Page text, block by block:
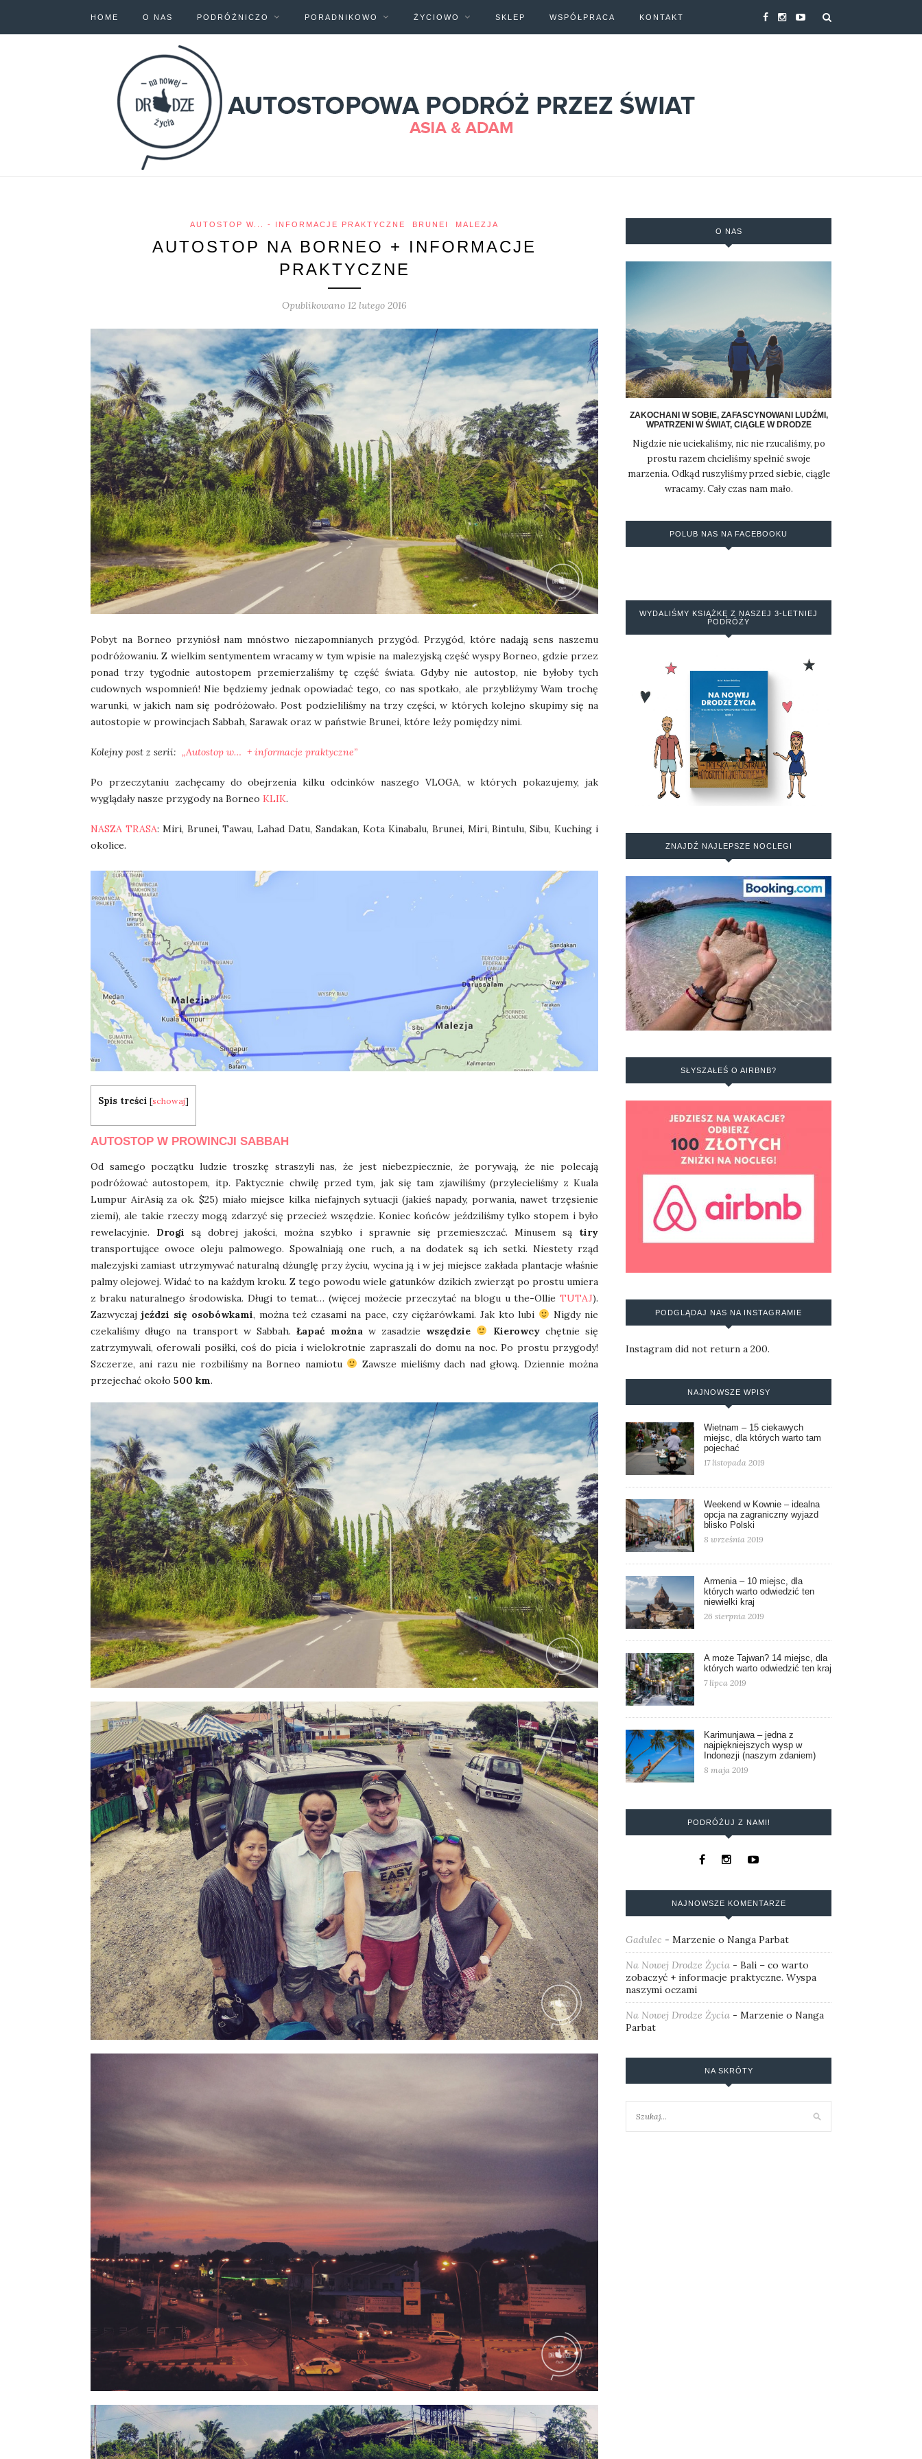
HOME O NAS PODRÓŻNICZO PORADNIKOWO ŻYCIOWO SKLEP WSPÓŁPRACA KONTAKT
AUTOSTOP W... - INFORMACJE PRAKTYCZNE BRUNEI MALEZJA
AUTOSTOP NA BORNEO + INFORMACJE
PRAKTYCZNE
Opublikowano 12 lutego 2016
Pobyt na Borneo przyniósł nam mnóstwo niezapomnianych przygód. Przygód, które nadają sens naszemu
podróżowaniu. Z wielkim sentymentem wracamy w tym wpisie na malezyjską część wyspy Borneo, gdzie przez
ponad trzy tygodnie autostopem przemierzaliśmy tę część świata. Gdyby nie autostop, nie byłoby tych
cudownych wspomnień! Nie będziemy jednak opowiadać tego, co nas spotkało, ale przybliżymy Wam trochę
warunki, w jakich nam się podróżowało. Post podzieliliśmy na trzy części, w których kolejno skupimy się na
autostopie w prowincjach Sabbah, Sarawak oraz w państwie Brunei, które leży pomiędzy nimi.
Kolejny post z serii: „Autostop w… + informacje praktyczne”
Po przeczytaniu zachęcamy do obejrzenia kilku odcinków naszego VLOGA, w których pokazujemy, jak
wyglądały nasze przygody na Borneo KLIK.
NASZA TRASA: Miri, Brunei, Tawau, Lahad Datu, Sandakan, Kota Kinabalu, Brunei, Miri, Bintulu, Sibu, Kuching i
okolice.
Spis treści [schowaj]
AUTOSTOP W PROWINCJI SABBAH
Od samego początku ludzie troszkę straszyli nas, że jest niebezpiecznie, że porywają, że nie polecają
podróżować autostopem, itp. Faktycznie chwilę przed tym, jak się tam zjawiliśmy (przylecieliśmy z Kuala
Lumpur AirAsią za ok. $25) miało miejsce kilka niefajnych sytuacji (jakieś napady, porwania, nawet trzęsienie
ziemi), ale takie rzeczy mogą zdarzyć się przecież wszędzie. Koniec końców jeździliśmy tylko stopem i było
rewelacyjnie. Drogi są dobrej jakości, można szybko i sprawnie się przemieszczać. Minusem są tiry
transportujące owoce oleju palmowego. Spowalniają one ruch, a na dodatek są ich setki. Niestety rząd
malezyjski zamiast utrzymywać naturalną dżunglę przy życiu, wycina ją i w jej miejsce zakłada plantacje właśnie
palmy olejowej. Widać to na każdym kroku. Z tego powodu wiele gatunków dzikich zwierząt po prostu umiera
z braku naturalnego środowiska. Długi to temat… (więcej możecie przeczytać na blogu u the-Ollie TUTAJ).
Zazwyczaj jeździ się osobówkami, można też czasami na pace, czy ciężarówkami. Jak kto lubi
Nigdy nie
czekaliśmy długo na transport w Sabbah.Łapać możnaw zasadzie wszędzie Kierowcychętnie się
zatrzymywali, oferowali posiłki, coś do picia i wielokrotnie zapraszali do domu na noc. Po prostu przygody!
Szczerze, ani razu nie rozbiliśmy na Borneo namiotu
Zawsze mieliśmy dach nad głową. Dziennie można
przejechać około 500 km.
O NAS
ZAKOCHANI W SOBIE, ZAFASCYNOWANI LUDŹMI,
WPATRZENI W ŚWIAT, CIĄGLE W DRODZE
Nigdzie nie uciekaliśmy, nic nie rzucaliśmy, po
prostu razem chcieliśmy spełnić swoje
marzenia. Odkąd ruszyliśmy przed siebie, ciągle
wracamy. Cały czas nam mało.
POLUB NAS NA FACEBOOKU
WYDALIŚMY KSIĄŻKĘ Z NASZEJ 3-LETNIEJ
PODRÓŻY
ZNAJDŹ NAJLEPSZE NOCLEGI
SŁYSZAŁEŚ O AIRBNB?
PODGLĄDAJ NAS NA INSTAGRAMIE
Instagram did not return a 200.
NAJNOWSZE WPISY
Wietnam – 15 ciekawych
miejsc, dla których warto tam
pojechać
17 listopada 2019
Weekend w Kownie – idealna
opcja na zagraniczny wyjazd
blisko Polski
8 września 2019
Armenia – 10 miejsc, dla
których warto odwiedzić ten
niewielki kraj
26 sierpnia 2019
A może Tajwan? 14 miejsc, dla
których warto odwiedzić ten kraj
7 lipca 2019
Karimunjawa – jedna z
najpiękniejszych wysp w
Indonezji (naszym zdaniem)
8 maja 2019
PODRÓŻUJ Z NAMI!
NAJNOWSZE KOMENTARZE
Gadulec - Marzenie o Nanga Parbat
Na Nowej Drodze Życia - Bali – co warto
zobaczyć + informacje praktyczne. Wyspa
naszymi oczami
Na Nowej Drodze Życia - Marzenie o Nanga
Parbat
NA SKRÓTY